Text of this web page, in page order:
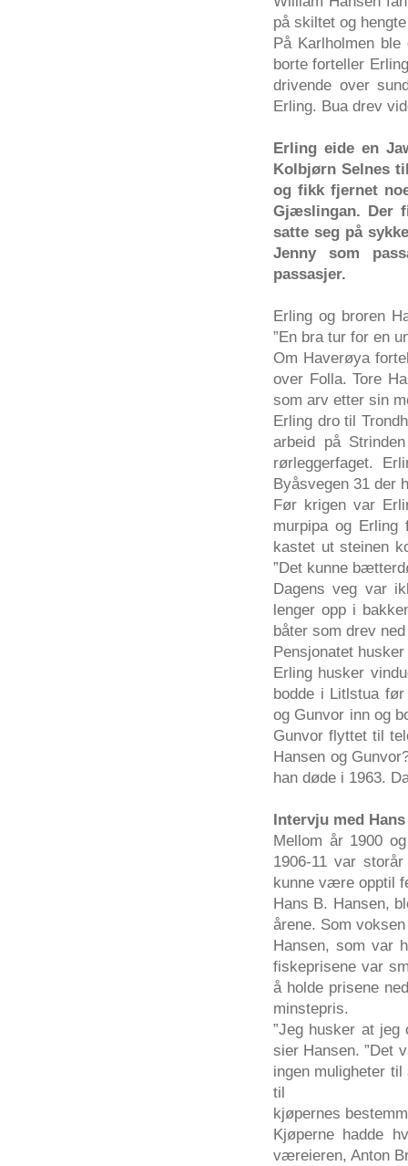
på skiltet og hengte
På Karlholmen ble
borte forteller Erling
drivende over
Erling. Bua drev
Erling eide en
Kolbjørn Selnes
og fikk fjernet
Gjæslingan. Der
satte seg på
Jennysom
passasjer.
Erling og broren
”En bra tur for en
Om Haverøya
over Folla. Tore
som arv etter sin
Erling dro til
arbeid på Strinden
rørleggerfaget.
Byåsvegen 31 der
Før krigen var
murpipa og Erling
kastet ut steinen
”Det kunne
Dagens veg var
lenger opp i
båter som drev ned
Pensjonatet
Erling husker
bodde i Litlstua før
og Gunvor inn og
Gunvor flyttet til
Hansen og Gunvor
han døde i 1963.
Intervju med
Mellom år1900 og
1906-11 var storår
kunne være opptil
Hans B. Hansen,
årene. Som voksen
Hansen, som var
fiskeprisene var
å holde prisene
minstepris.
”Jeg husker at jeg
sier Hansen.”Det
ingen muligheter til
til
kjøpernes
Kjøperne hadde
væreieren, Anton